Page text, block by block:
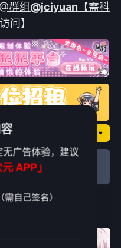
群组@jciyuan 【需科
问】
广告体验，建议
元 APP」
自己签名）